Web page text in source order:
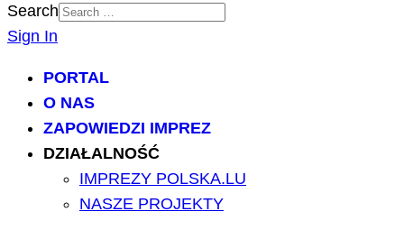
Search
Sign In
PORTAL
O NAS
ZAPOWIEDZI IMPREZ
DZIAŁALNOŚĆ
IMPREZY POLSKA.LU
NASZE PROJEKTY